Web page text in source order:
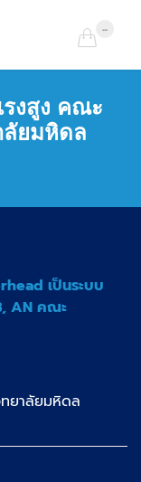

...
รงสูง คณะ
ลัยมหิดล
เป็นระบบ
AN คณะ
ทยาลัยมหิดล